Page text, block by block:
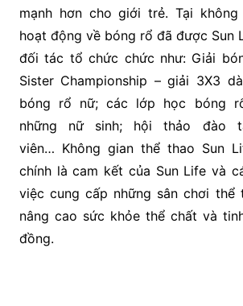
mạnh hơn cho giới trẻ. Tại không
hoạt động về bóng rổ đã được Sun
đối tác tổ chức chức như: Giải
Sister Championship – giải 3X3
bóng rổ nữ; các lớp học bóng
những nữ sinh; hội thảo đào
viên… Không gian thể thao Sun
chính là cam kết của Sun Life và
việc cung cấp những sân chơi thể
nâng cao sức khỏe thể chất và
đồng.